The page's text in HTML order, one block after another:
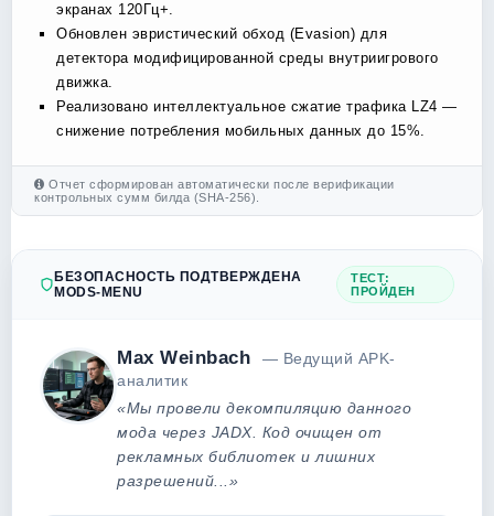
экранах 120Гц+.
Обновлен эвристический обход (Evasion) для
детектора модифицированной среды внутриигрового
движка.
Реализовано интеллектуальное сжатие трафика LZ4 —
снижение потребления мобильных данных до 15%.
Отчет сформирован автоматически после верификации
контрольных сумм билда (SHA-256).
БЕЗОПАСНОСТЬ ПОДТВЕРЖДЕНА
MODS-MENU
ТЕСТ:
ПРОЙДЕН
Max Weinbach
— Ведущий APK-
аналитик
«Мы провели декомпиляцию данного
мода через JADX. Код очищен от
рекламных библиотек и лишних
разрешений...»